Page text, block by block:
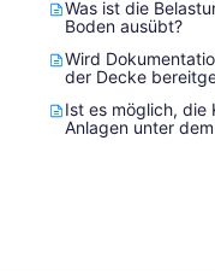
Was ist die
Boden ausübt?
Wird
der Decke
Ist es möglich, die
Anlagen unter